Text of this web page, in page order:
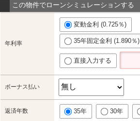
この物件でローンシミュレーションする
年利率
変動金利 (0.725％)
35年固定金利 (1.890％)
直接入力する
ボーナス払い
返済年数 35年 30年